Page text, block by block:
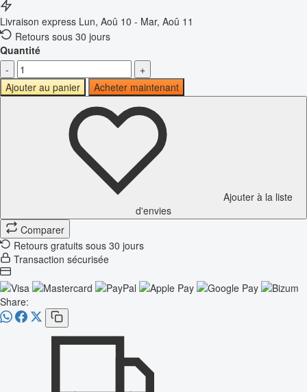
Livraison express Lun, Aoû 10 - Mar, Aoû 11
Retours sous 30 jours
Quantité
-
+
Ajouter au panier
Acheter maintenant
Ajouter à la liste
d'envies
Comparer
Retours gratuits sous 30 jours
Transaction sécurisée
Share: